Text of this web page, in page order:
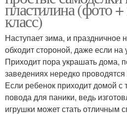
пластилина (фото +
класс)
Наступает зима, и праздничное
обходит стороной, даже если на
Приходит пора украшать дома,
заведениях нередко
Если ребенок приходит домой с
повода для паники, ведь
игрушки может стать отличным